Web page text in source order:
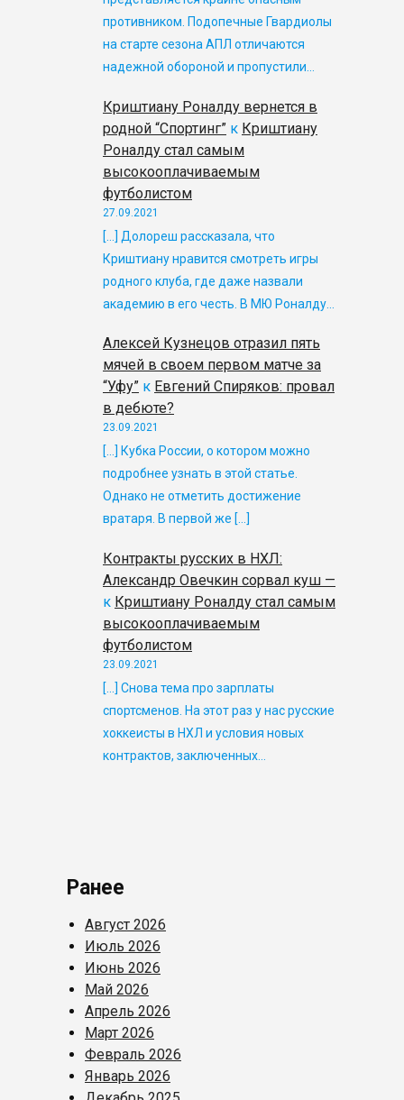
противником. Подопечные Гвардиолы
на старте сезона АПЛ отличаются
надежной обороной и пропустили…
Криштиану Роналду вернется в
родной “Спортинг” к Криштиану
Роналду стал самым
высокооплачиваемым
футболистом
27.09.2021
[…] Долореш рассказала, что
Криштиану нравится смотреть игры
родного клуба, где даже назвали
академию в его честь. В МЮ Роналду…
Алексей Кузнецов отразил пять
мячей в своем первом матче за
“Уфу” к Евгений Спиряков: провал
в дебюте?
23.09.2021
[…] Кубка России, о котором можно
подробнее узнать в этой статье.
Однако не отметить достижение
вратаря. В первой же […]
Контракты русских в НХЛ:
Александр Овечкин сорвал куш —
к Криштиану Роналду стал самым
высокооплачиваемым
футболистом
23.09.2021
[…] Снова тема про зарплаты
спортсменов. На этот раз у нас русские
хоккеисты в НХЛ и условия новых
контрактов, заключенных…
Ранее
Август 2026
Июль 2026
Июнь 2026
Май 2026
Апрель 2026
Март 2026
Февраль 2026
Январь 2026